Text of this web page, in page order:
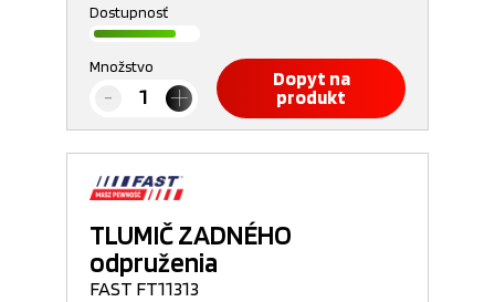
Dostupnosť
Množstvo
Dopyt na
produkt
TLUMIČ ZADNÉHO
odpruženia
FAST FT11313